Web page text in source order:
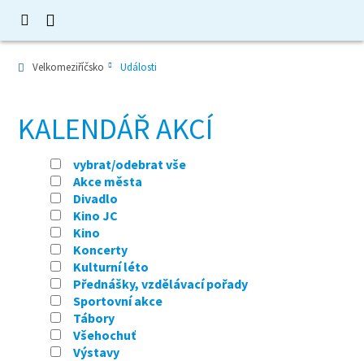
Velkomeziříčsko Události
KALENDÁŘ AKCÍ
vybrat/odebrat vše
Akce města
Divadlo
Kino JC
Kino
Koncerty
Kulturní léto
Přednášky, vzdělávací pořady
Sportovní akce
Tábory
Všehochuť
Výstavy